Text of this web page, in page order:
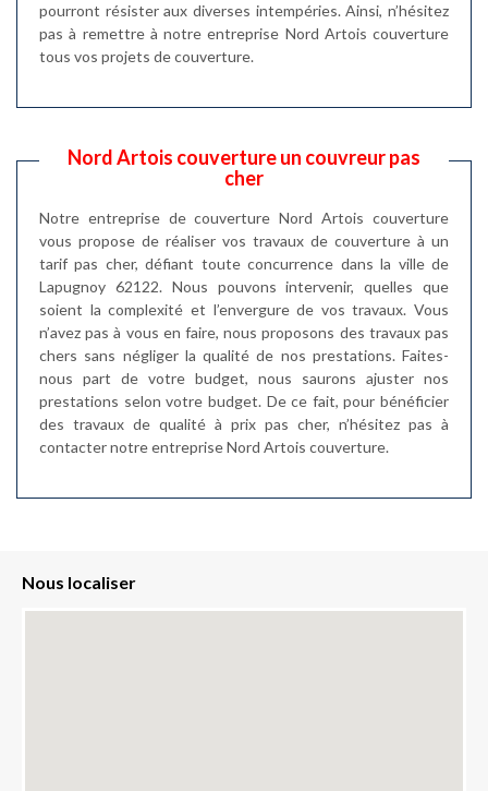
pourront résister aux diverses intempéries. Ainsi, n’hésitez
pas à remettre à notre entreprise Nord Artois couverture
tous vos projets de couverture.
Nord Artois couverture un couvreur pas
cher
Notre entreprise de couverture Nord Artois couverture
vous propose de réaliser vos travaux de couverture à un
tarif pas cher, défiant toute concurrence dans la ville de
Lapugnoy 62122. Nous pouvons intervenir, quelles que
soient la complexité et l’envergure de vos travaux. Vous
n’avez pas à vous en faire, nous proposons des travaux pas
chers sans négliger la qualité de nos prestations. Faites-
nous part de votre budget, nous saurons ajuster nos
prestations selon votre budget. De ce fait, pour bénéficier
des travaux de qualité à prix pas cher, n’hésitez pas à
contacter notre entreprise Nord Artois couverture.
Nous localiser